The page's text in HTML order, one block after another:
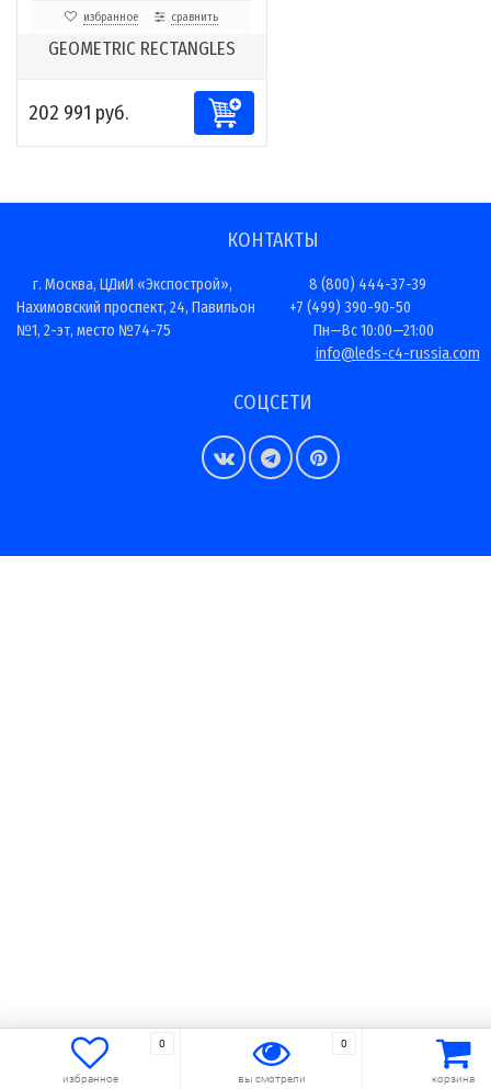
избранное сравнить
GEOMETRIC RECTANGLES
202 991 руб.
КОНТАКТЫ
г. Москва, ЦДиИ «Экспострой»,
Нахимовский проспект, 24, Павильон
№1, 2-эт, место №74-75
8 (800) 444-37-39
+7 (499) 390-90-50
Пн—Вс 10:00—21:00
info@leds-c4-russia.com
СОЦСЕТИ
0
избранное
0
вы смотрели корзина